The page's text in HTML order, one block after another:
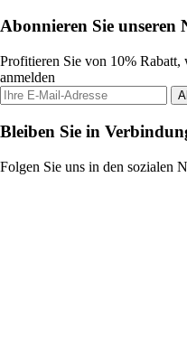
Abonnieren Sie unseren
Profitieren Sie von 10% Rabatt,
anmelden
Bleiben Sie in
Folgen Sie uns in den sozialen